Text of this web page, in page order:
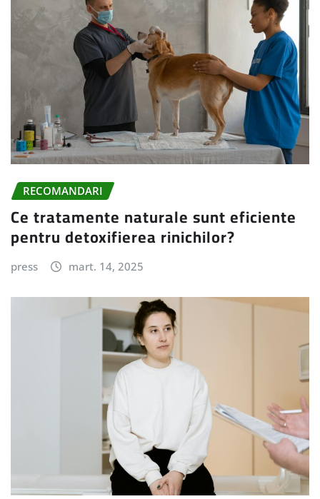
RECOMANDARI
Ce tratamente naturale sunt eficiente
pentru detoxifierea rinichilor?
press mart. 14, 2025